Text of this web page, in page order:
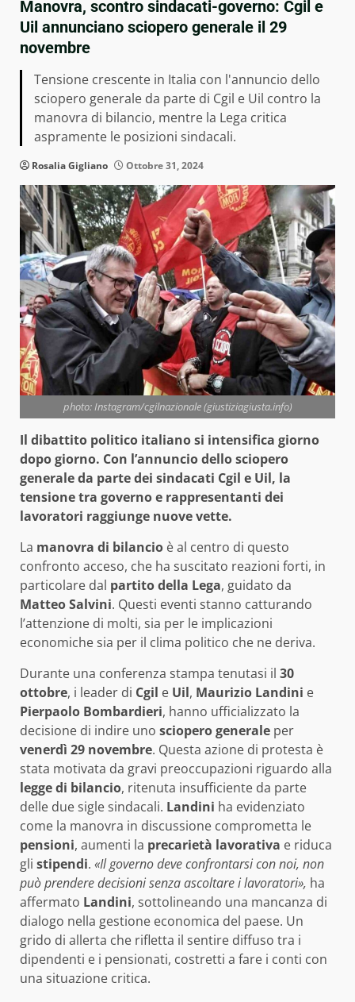
Manovra, scontro sindacati-governo: Cgil e
Uil annunciano sciopero generale il 29
novembre
Tensione crescente in Italia con l'annuncio dello
sciopero generale da parte di Cgil e Uil contro la
manovra di bilancio, mentre la Lega critica
aspramente le posizioni sindacali.
Rosalia Gigliano Ottobre 31, 2024
photo: Instagram/cgilnazionale (giustiziagiusta.info)
Il dibattito politico italiano si intensifica giorno
dopo giorno. Con l’annuncio dello sciopero
generale da parte dei sindacati Cgil e Uil, la
tensione tra governo e rappresentanti dei
lavoratori raggiunge nuove vette.
La manovra di bilancio è al centro di questo
confronto acceso, che ha suscitato reazioni forti, in
particolare dal partito della Lega, guidato da
Matteo Salvini. Questi eventi stanno catturando
l’attenzione di molti, sia per le implicazioni
economiche sia per il clima politico che ne deriva.
Durante una conferenza stampa tenutasi il 30
ottobre, i leader di Cgil e Uil, Maurizio Landini e
Pierpaolo Bombardieri, hanno ufficializzato la
decisione di indire uno sciopero generale per
venerdì 29 novembre. Questa azione di protesta è
stata motivata da gravi preoccupazioni riguardo alla
legge di bilancio, ritenuta insufficiente da parte
delle due sigle sindacali. Landini ha evidenziato
come la manovra in discussione comprometta le
pensioni, aumenti la precarietà lavorativa e riduca
gli stipendi. «Il governo deve confrontarsi con noi, non
può prendere decisioni senza ascoltare i lavoratori», ha
affermato Landini, sottolineando una mancanza di
dialogo nella gestione economica del paese. Un
grido di allerta che rifletta il sentire diffuso tra i
dipendenti e i pensionati, costretti a fare i conti con
una situazione critica.